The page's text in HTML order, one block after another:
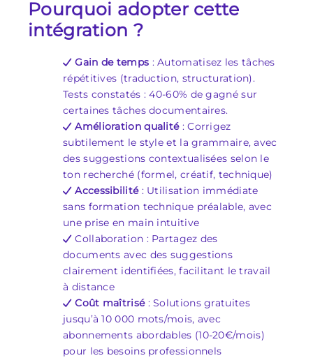
Pourquoi adopter cette
intégration ?
Gain de temps : Automatisez les tâches
répétitives (traduction, structuration).
Tests constatés : 40-60% de gagné sur
certaines tâches documentaires.
Amélioration qualité: Corrigez
subtilement le style et la grammaire, avec
des suggestions contextualisées selon le
ton recherché (formel, créatif, technique)
Accessibilité: Utilisation immédiate
sans formation technique préalable, avec
une prise en main intuitive
Collaboration : Partagez des
documents avec des suggestions
clairement identifiées, facilitant le travail
à distance
Coût maîtrisé: Solutions gratuites
jusqu’à 10 000 mots/mois, avec
abonnements abordables (10-20€/mois)
pour les besoins professionnels